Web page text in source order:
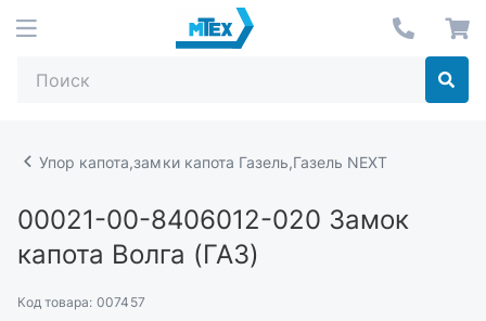
Упор капота,замки капота Газель,Газель NEXT
00021-00-8406012-020 Замок
капота Волга (ГАЗ)
Код товара: 007457